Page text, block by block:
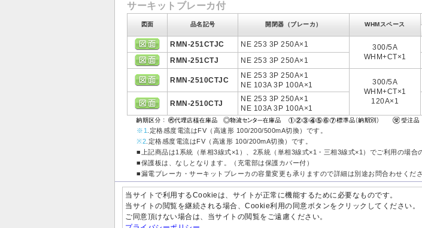
サーキットブレーカ付
図面 品名記号 開閉器（ブレーカ） WHMスペース
RMN-251CTJC NE 253 3P 250A×1
300/5A
WHM+CT×1
RMN-251CTJ
NE 253 3P 250A×1
RMN-2510CTJC
NE 253 3P 250A×1
NE 103A 3P 100A×1
300/5A
WHM+CT×1
120A×1
RMN-2510CTJ
NE 253 3P 250A×1
NE 103A 3P 100A×1
※1 .定格感度電流はFV（高速形 100/200/500mA切換）です。
※2 .定格感度電流はFV（高速形 100/200mA切換）です。
■上記商品は1系統（単相3線式×1）、2系統（単相3線式×1・三相3線式×1）でご利用の場合
■保護板は、なしとなります。（充電部は保護カバー付）
■漏電ブレーカ・サーキットブレーカの容量変更も承りますので詳細は別途お問合わせくださ
・記載の価格には消費税は含まれていません。
当サイトで利用するCookieは、サイトが正常に機能するために必要なものです。
当サイトの閲覧を継続される場合、Cookie利用の同意ボタンをクリックしてください。
ご同意頂けない場合は、当サイトの閲覧をご遠慮ください。